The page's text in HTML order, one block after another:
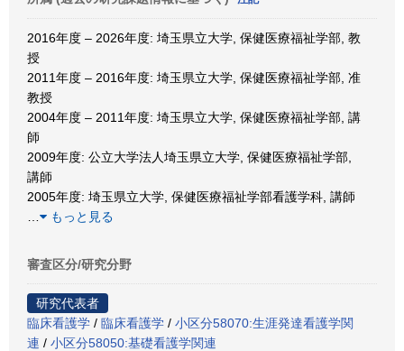
2016年度 – 2026年度: 埼玉県立大学, 保健医療福祉学部, 教
授
2011年度 – 2016年度: 埼玉県立大学, 保健医療福祉学部, 准
教授
2004年度 – 2011年度: 埼玉県立大学, 保健医療福祉学部, 講
師
2009年度: 公立大学法人埼玉県立大学, 保健医療福祉学部,
講師
2005年度: 埼玉県立大学, 保健医療福祉学部看護学科, 講師
もっと見る
審査区分/研究分野
研究代表者
臨床看護学 / 臨床看護学 / 小区分58070:生涯発達看護学関
連 / 小区分58050:基礎看護学関連